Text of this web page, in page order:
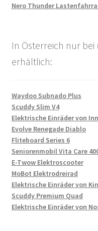
Nero Thunder
In Österreich nur bei
erhältlich:
Waydoo Subnado Plus
Scuddy Slim V4
Elektrische Einräder von
Evolve Renegade Diablo
Fliteboard Series 6
Seniorenmobil Vita Care
E-Twow Elektroscooter
MoBot Elektrodreirad
Elektrische Einräder von
Scuddy Premium Quad
Elektrische Einräder von